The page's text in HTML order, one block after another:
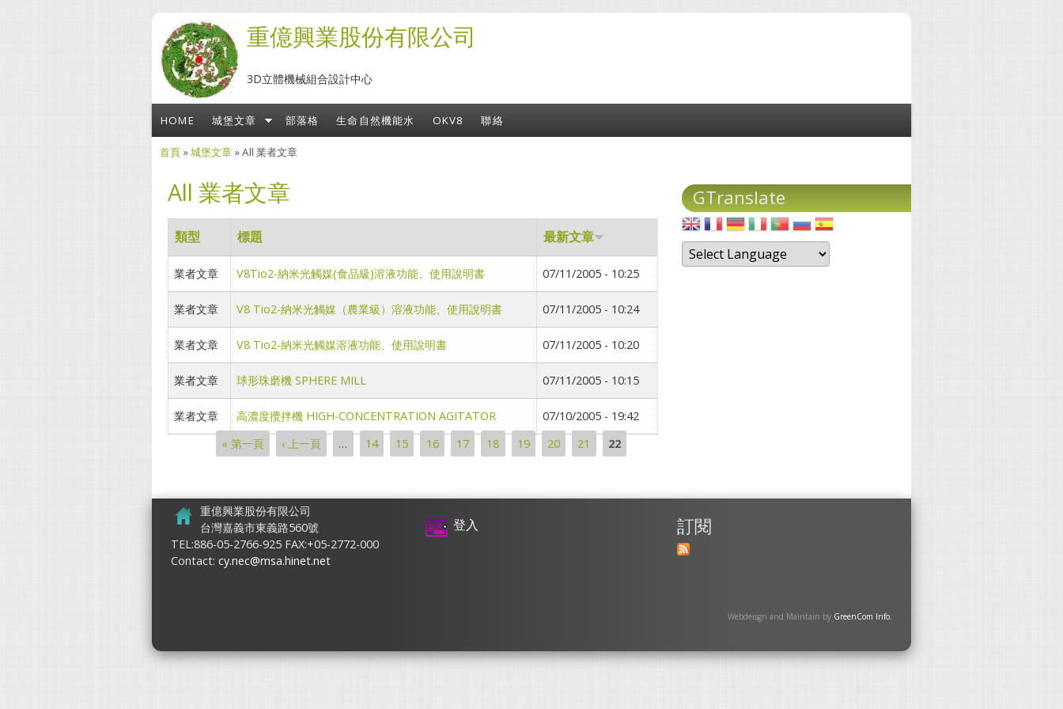
重億興業股份有限公司
3D立體機械組合設計中心
HOME 城堡文章 部落格 生命自然機能水 OKV8 聯絡
首頁 »城堡文章 » All 業者文章
All 業者文章
類型 標題 最新文章
業者文章 V8Tio2-納米光觸媒(食品級)溶液功能、使用說明書 07/11/2005 - 10:25
業者文章 V8 Tio2-納米光觸媒（農業級）溶液功能、使用說明書 07/11/2005 - 10:24
業者文章 V8 Tio2-納米光觸媒溶液功能、使用說明書 07/11/2005 - 10:20
業者文章 球形珠磨機 SPHERE MILL 07/11/2005 - 10:15
業者文章 高濃度攪拌機 HIGH-CONCENTRATION AGITATOR 07/10/2005 - 19:42
« 第一頁 ‹ 上一頁 … 14 15 16 17 18 19 20 21 22
GTranslate
重億興業股份有限公司
台灣嘉義市東義路560號
TEL:886-05-2766-925 FAX:+05-2772-000
Contact: cy.nec@msa.hinet.net
登入 訂閱
Webdeisgn and Maintain by GreenCom Info.